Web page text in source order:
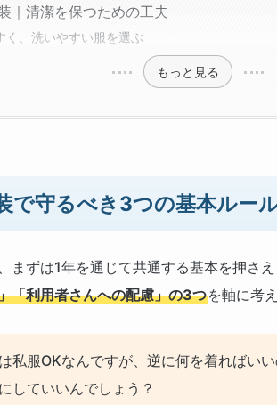
｜清潔を保つための工夫
く、洗いやすい服を選ぶ
もっと見る
で守るべき3つの基本ルー
まずは1年を通じて共通する基本を押さ
「利用者さんへの配慮」の3つを軸に考
私服OKなんですが、逆に何を着ればい
していいんでしょう？